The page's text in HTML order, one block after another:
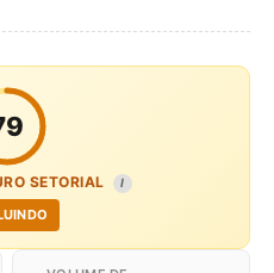
SETORIAL I